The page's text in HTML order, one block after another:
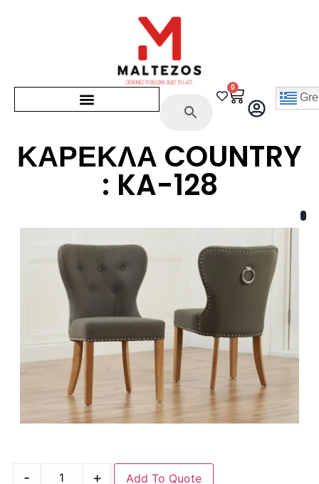
0
ΚΑΡΕΚΛΑ COUNTRY
: KA-128
- + Add To Quote